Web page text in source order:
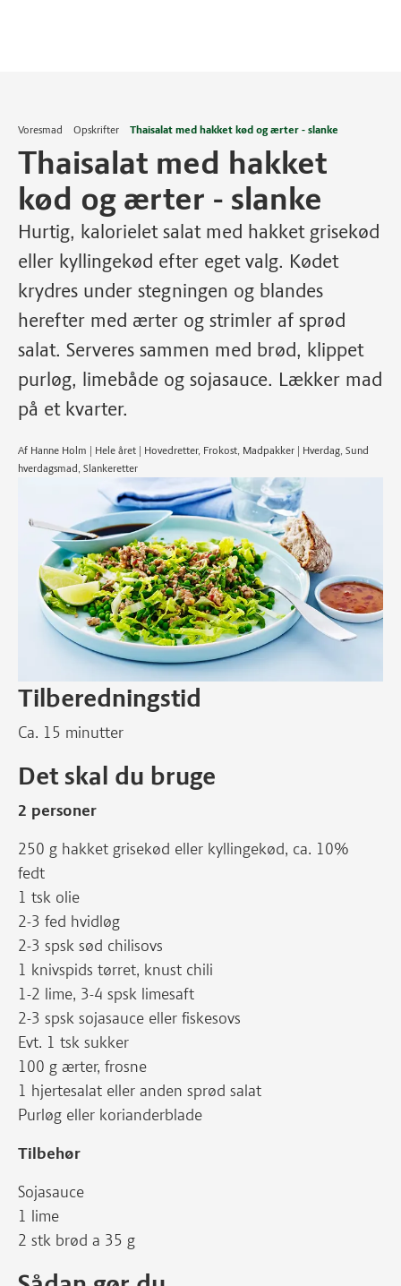
Voresmad Opskrifter Thaisalat med hakket kød og ærter - slanke
Thaisalat med hakket
kød og ærter - slanke
Hurtig, kalorielet salat med hakket grisekød
eller kyllingekød efter eget valg. Kødet
krydres under stegningen og blandes
herefter med ærter og strimler af sprød
salat. Serveres sammen med brød, klippet
purløg, limebåde og sojasauce. Lækker mad
på et kvarter.
Af Hanne Holm | Hele året | Hovedretter, Frokost, Madpakker | Hverdag, Sund
hverdagsmad, Slankeretter
Tilberedningstid
Ca. 15 minutter
Det skal du bruge
2 personer
250 g hakket grisekød eller kyllingekød, ca. 10%
fedt
1 tsk olie
2-3 fed hvidløg
2-3 spsk sød chilisovs
1 knivspids tørret, knust chili
1-2 lime, 3-4 spsk limesaft
2-3 spsk sojasauce eller fiskesovs
Evt. 1 tsk sukker
100 g ærter, frosne
1 hjertesalat eller anden sprød salat
Purløg eller korianderblade
Tilbehør
Sojasauce
1 lime
2 stk brød a 35 g